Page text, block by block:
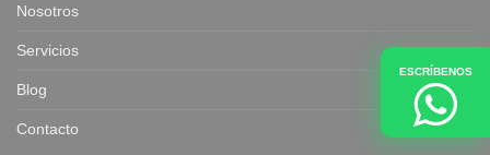
Nosotros
Servicios
Blog
Contacto
ESCRÍBENOS